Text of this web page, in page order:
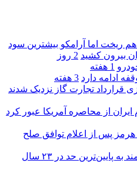
هم ریخت اما آرامکو بیشترین سود
بیرون کشید 2 روز
1 هفته
ادامه دارد 3 هفته
قرارداد تجارت گاز نزدیک شدند
هرمز پس از اعلام توافق صلح
ذخایر نفت کشورهای ثروتمند به پایین‌ترین حد در ۲۳ سال